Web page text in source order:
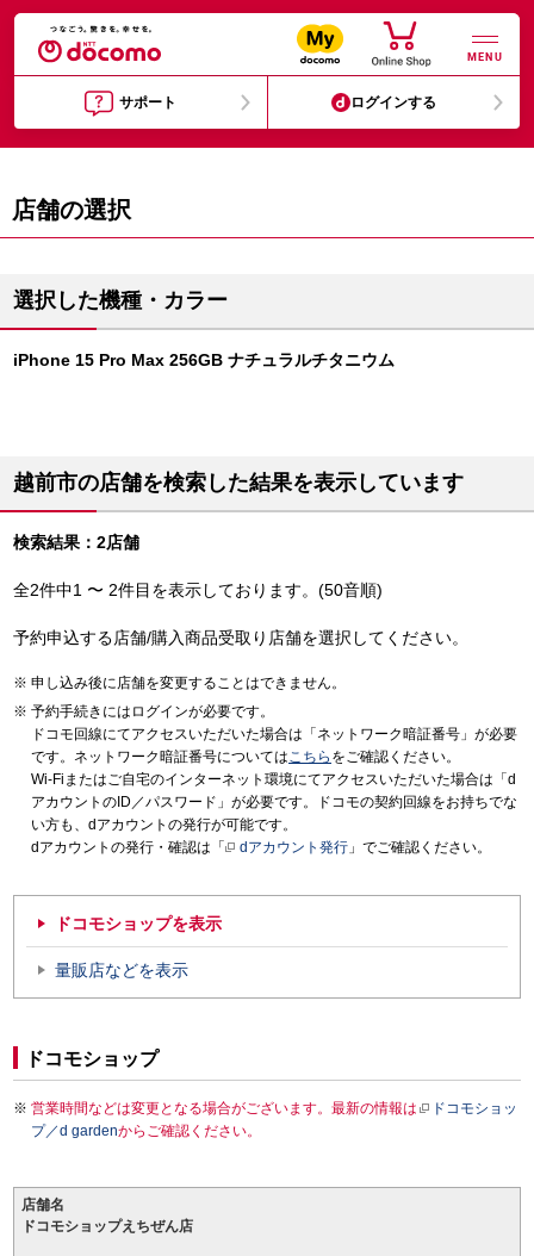
MENU
サポート ログインする
店舗の選択
選択した機種・カラー
iPhone 15 Pro Max 256GB ナチュラルチタニウム
越前市の店舗を検索した結果を表示しています
検索結果：2店舗
全2件中1 〜 2件目を表示しております。(50音順)
予約申込する店舗/購入商品受取り店舗を選択してください。
申し込み後に店舗を変更することはできません。
予約手続きにはログインが必要です。
ドコモ回線にてアクセスいただいた場合は「ネットワーク暗証番号」が必要
です。ネットワーク暗証番号についてはこちら をご確認ください。
Wi-Fiまたはご自宅のインターネット環境にてアクセスいただいた場合は「d
アカウントのID／パスワード」が必要です。ドコモの契約回線をお持ちでな
い方も、dアカウントの発行が可能です。
dアカウントの発行・確認は「
dアカウント発行 」でご確認ください。
ドコモショップを表示
量販店などを表示
ドコモショップ
営業時間などは変更となる場合がございます。最新の情報は
ドコモショッ
プ／d gardenからご確認ください。
店舗名
ドコモショップえちぜん店